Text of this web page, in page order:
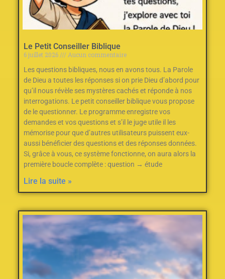
Le Petit Conseiller Biblique
6 juillet 2026
Aucun commentaire
Les questions bibliques, nous en avons tous. La Parole
de Dieu a toutes les réponses si on prie Dieu d’abord pour
qu’il nous révèle ses mystères cachés et réponde à nos
interrogations. Le petit conseiller biblique vous propose
de le questionner. Le programme enregistre vos
demandes et vos questions et s’il le juge utile il les
mémorise pour que d’autres utilisateurs puissent eux-
aussi bénéficier des questions et des réponses données.
Si, grâce à vous, ce système fonctionne, on aura alors la
première boucle complète : question → étude
Lire la suite »